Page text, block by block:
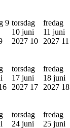
9 torsdag
10 juni
2027 10
fredag
11 juni
2027 11
torsdag
17 juni
2027 17
fredag
18 juni
2027 18
torsdag
24 juni
fredag
25 juni